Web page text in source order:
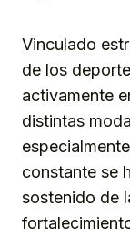
Vinculado
de los
activamente
distintas
constante se
sostenido de